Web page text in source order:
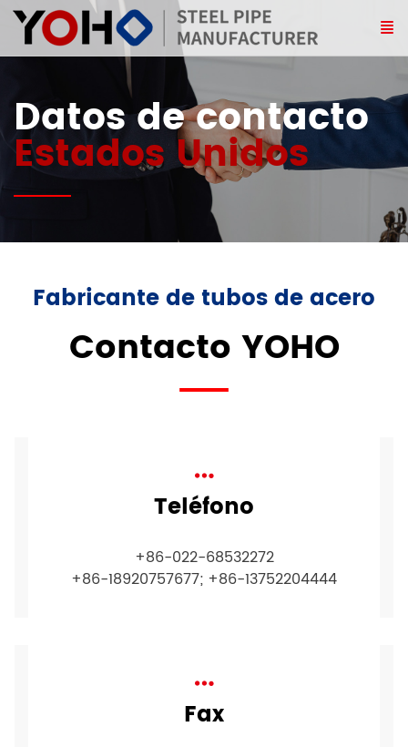
Datos de contacto
Estados Unidos
Fabricante de tubos de acero
Contacto YOHO
Teléfono
+86-022-68532272
+86-18920757677; +86-13752204444
Fax